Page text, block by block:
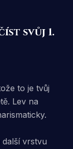
svůj 1.
to je tvůj
Lev na
další vrstvu